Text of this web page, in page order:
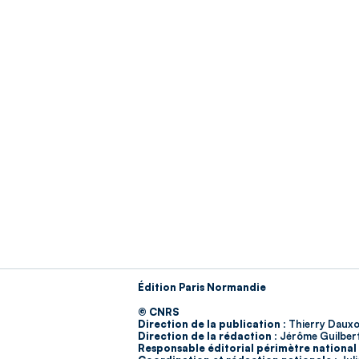
Édition Paris Normandie
© CNRS
Direction de la publication : Thierry
Direction de la rédaction : Jérôme
Responsable éditorial périmètre national